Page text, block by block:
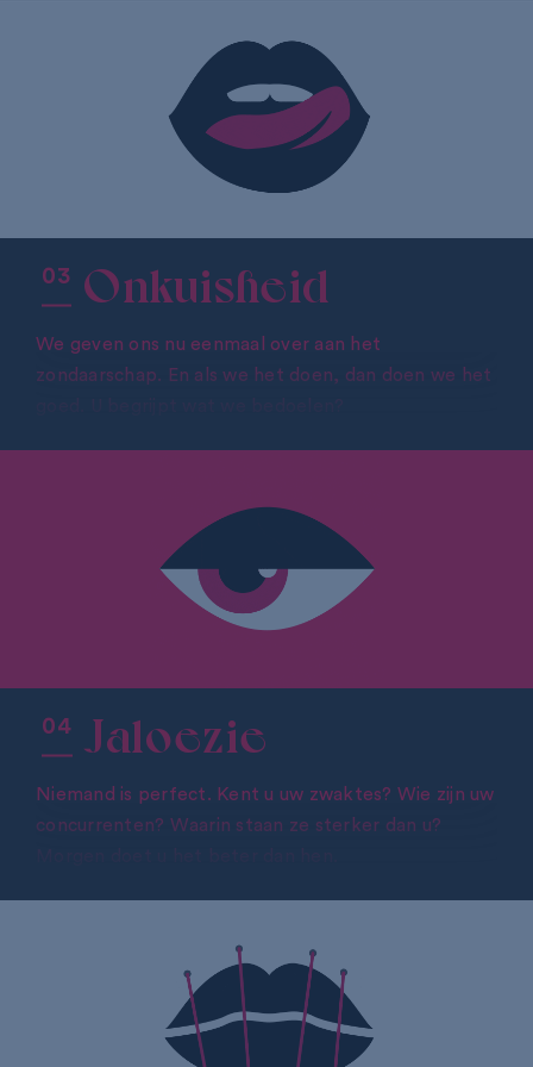
ERVAART U OOK HEBZUCHT?
Onkuisheid
We geven ons nu eenmaal over aan het
zondaarschap. En als we het doen, dan doen we het
Jaloezie
Niemand is perfect. Kent u uw zwaktes? Wie zijn uw
concurrenten? Waarin staan ze sterker dan u?